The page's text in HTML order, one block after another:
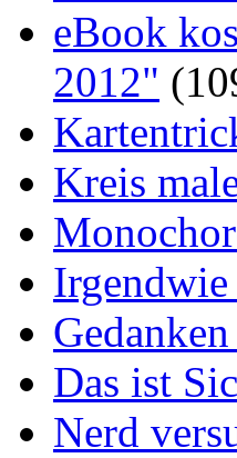
eBook
2012"
Kreis
Das ist
Nerd